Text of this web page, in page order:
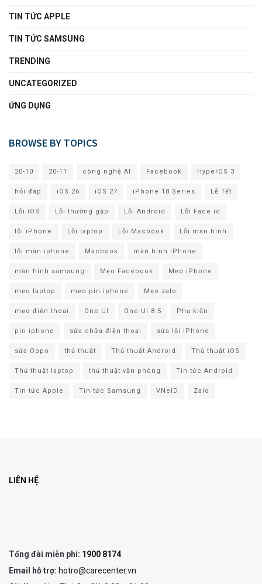
TIN TỨC APPLE
TIN TỨC SAMSUNG
TRENDING
UNCATEGORIZED
ỨNG DỤNG
BROWSE BY TOPICS
20-10 20-11 công nghệ AI Facebook HyperOS 3
hỏi đáp iOS 26 iOS 27 iPhone 18 Series Lễ Tết
Lỗi iOS Lỗi thường gặp Lỗi Android Lỗi Face id
lỗi iPhone Lỗi laptop Lỗi Macbook Lỗi màn hình
lỗi màn iphone Macbook màn hình iPhone
màn hình samsung Mẹo Facebook Mẹo iPhone
mẹo laptop mẹo pin iphone Mẹo zalo
mẹo điện thoại One UI One UI 8.5 Phụ kiện
pin iphone sửa chữa điện thoại sửa lỗi iPhone
sửa Oppo thủ thuật Thủ thuật Android Thủ thuật iOS
Thủ thuật laptop thủ thuật văn phòng Tin tức Android
Tin tức Apple Tin tức Samsung VNeID Zalo
LIÊN HỆ
Tổng đài miễn phí: 1900 8174
Email hỗ trợ: hotro@carecenter.vn